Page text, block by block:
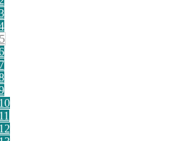
5
7
10
11
12